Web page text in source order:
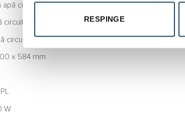
RESPINGE
circuit încălzire: 25-80 °C
încălzire: 0,5 bar
circuit încălzire: 4 bar
x 584 mm
W